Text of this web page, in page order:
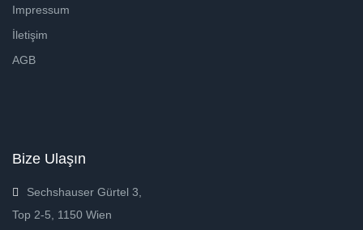
Impressum
İletişim
AGB
Bize Ulaşın
Sechshauser Gürtel 3,
Top 2-5, 1150 Wien